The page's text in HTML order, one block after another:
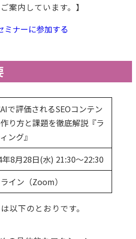
案内しています。】
ミナーに参加する
で評価されるSEOコンテン
り方と課題を徹底解説『ラ
ング』
年8月28日(水) 21:30〜22:30
イン（Zoom）
以下のとおりです。